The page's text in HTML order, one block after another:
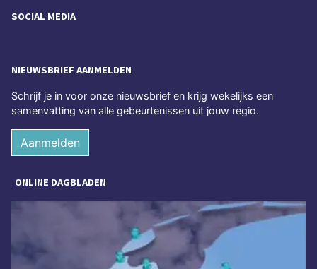
SOCIAL MEDIA
NIEUWSBRIEF AANMELDEN
Schrijf je in voor onze nieuwsbrief en krijg wekelijks een
samenvatting van alle gebeurtenissen uit jouw regio.
Aanmelden
ONLINE DAGBLADEN